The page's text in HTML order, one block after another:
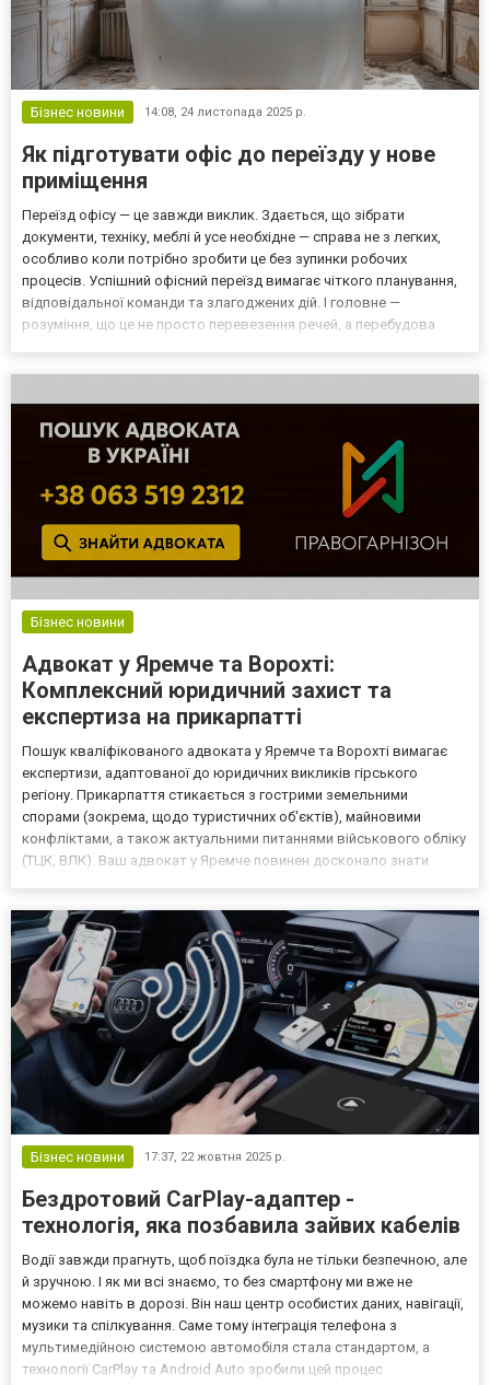
Бізнес новини 14:08, 24 листопада 2025 р.
Як підготувати офіс до переїзду у нове
приміщення
Переїзд офісу — це завжди виклик. Здається, що зібрати
документи, техніку, меблі й усе необхідне — справа не з легких,
особливо коли потрібно зробити це без зупинки робочих
процесів. Успішний офісний переїзд вимагає чіткого планування,
відповідальної команди та злагоджених дій. І головне —
розуміння, що це не просто перевезення речей, а перебудова
Бізнес новини
Адвокат у Яремче та Ворохті:
Комплексний юридичний захист та
експертиза на прикарпатті
Пошук кваліфікованого адвоката у Яремче та Ворохті вимагає
експертизи, адаптованої до юридичних викликів гірського
регіону. Прикарпаття стикається з гострими земельними
спорами (зокрема, щодо туристичних об'єктів), майновими
конфліктами, а також актуальними питаннями військового обліку
(ТЦК, ВЛК). Ваш адвокат у Яремче повинен досконало знати
Бізнес новини 17:37, 22 жовтня 2025 р.
Бездротовий CarPlay-адаптер -
технологія, яка позбавила зайвих кабелів
Водії завжди прагнуть, щоб поїздка була не тільки безпечною, але
й зручною. І як ми всі знаємо, то без смартфону ми вже не
можемо навіть в дорозі. Він наш центр особистих даних, навігації,
музики та спілкування. Саме тому інтеграція телефона з
мультимедійною системою автомобіля стала стандартом, а
технології CarPlay та Android Auto зробили цей процес